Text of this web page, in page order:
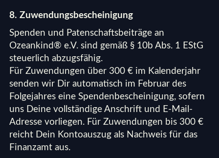
8. Zuwendungsbescheinigung
Spenden und Patenschaftsbeiträge an
Ozeankind® e.V. sind gemäß § 10b Abs. 1 EStG
steuerlich abzugsfähig.
Für Zuwendungen über 300 € im Kalenderjahr
senden wir Dir automatisch im Februar des
Folgejahres eine Spendenbescheinigung, sofern
uns Deine vollständige Anschrift und E-Mail-
Adresse vorliegen. Für Zuwendungen bis 300 €
reicht Dein Kontoauszug als Nachweis für das
Finanzamt aus.